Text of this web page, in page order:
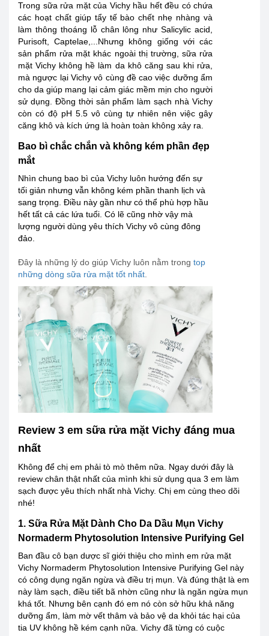
Trong sữa rửa mặt của Vichy hầu hết đều có chứa
các hoạt chất giúp tẩy tế bào chết nhẹ nhàng và
làm thông thoáng lỗ chân lông như Salicylic acid,
Purisoft, Captelae,...Nhưng không giống với các
sản phẩm rửa mặt khác ngoài thị trường, sữa rửa
mặt Vichy không hề làm da khô căng sau khi rửa,
mà ngược lại Vichy vô cùng đề cao việc dưỡng ẩm
cho da giúp mang lại cảm giác mềm mịn cho người
sử dụng. Đồng thời sản phẩm làm sạch nhà Vichy
còn có độ pH 5.5 vô cùng tự nhiên nên việc gây
căng khô và kích ứng là hoàn toàn không xảy ra.
Bao bì chắc chắn và không kém phần đẹp
mắt
Nhìn chung bao bì của Vichy luôn hướng đến sự
tối giản nhưng vẫn không kém phần thanh lịch và
sang trọng. Điều này gần như có thể phù hợp hầu
hết tất cả các lứa tuổi. Có lẽ cũng nhờ vậy mà
lượng người dùng yêu thích Vichy vô cùng đông
đảo.
Đây là những lý do giúp Vichy luôn nằm trong top
những dòng sữa rửa mặt tốt nhất
Review 3 em sữa rửa mặt Vichy đáng mua
nhất
Không để chị em phải tò mò thêm nữa. Ngay dưới đây là
review chân thật nhất của mình khi sử dụng qua 3 em làm
sạch được yêu thích nhất nhà Vichy. Chị em cùng theo dõi
nhé!
1. Sữa Rửa Mặt Dành Cho Da Dầu Mụn Vichy
Normaderm Phytosolution Intensive Purifying Gel
Ban đầu cô bạn dược sĩ giới thiệu cho mình em rửa mặt
Vichy Normaderm Phytosolution Intensive Purifying Gel này
có công dụng ngăn ngừa và điều trị mụn. Và đúng thật là em
này làm sạch, điều tiết bã nhờn cũng như là ngăn ngừa mụn
khá tốt. Nhưng bên cạnh đó em nó còn sở hữu khả năng
dưỡng ẩm, làm mờ vết thâm và bảo vệ da khỏi tác hại của
tia UV không hề kém cạnh nữa. Vichy đã từng có cuộc